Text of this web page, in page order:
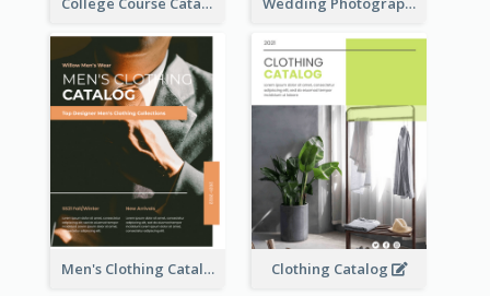
Men's Clothing Catalog Clothing Catalog